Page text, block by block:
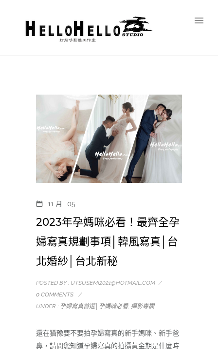
11 月 05
2023年孕媽咪必看！最齊全孕
婦寫真規劃事項│韓風寫真│台
北婚紗│台北新秘
POSTED BY : UTSUSEMI2021@HOTMAIL.COM /
0 COMMENTS
/
UNDER : 孕婦寫真首選│孕媽咪必看, 攝影專欄
還在猶豫要不要拍孕婦寫真的新手媽咪、新手爸
鼻，請問您知道孕婦寫真的拍攝黃金期是什麼時